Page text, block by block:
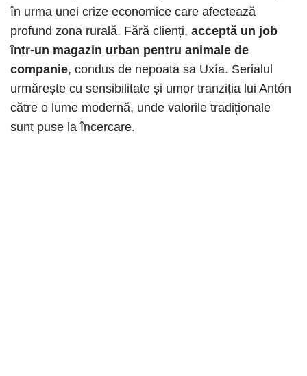
în urma unei crize economice care afectează
profund zona rurală. Fără clienți, acceptă un job
într-un magazin urban pentru animale de
companie, condus de nepoata sa Uxía. Serialul
urmărește cu sensibilitate și umor tranziția lui Antón
către o lume modernă, unde valorile tradiționale
sunt puse la încercare.